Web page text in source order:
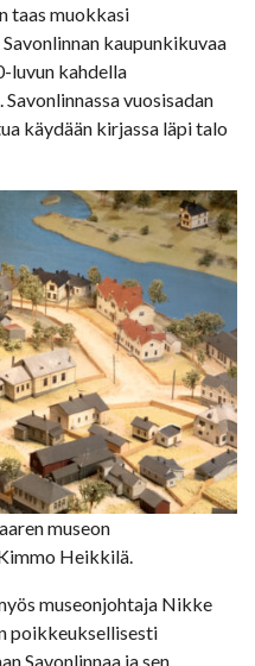
taas muokkasi
kaupunkikuvaa
luvun kahdella
vuosisadan
käydään kirjassa läpi talo
museon
Heikkilä.
museonjohtaja Nikke
poikkeuksellisesti
Savonlinnaa ja sen